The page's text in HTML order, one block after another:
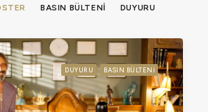
BASIN BÜLTENI DUYURU
DUYURU BASIN BÜLTENI